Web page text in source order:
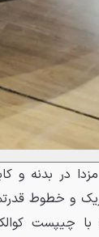
و خطوط